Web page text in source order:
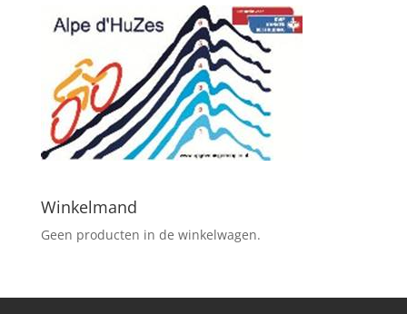
Winkelmand
Geen producten in de winkelwagen.